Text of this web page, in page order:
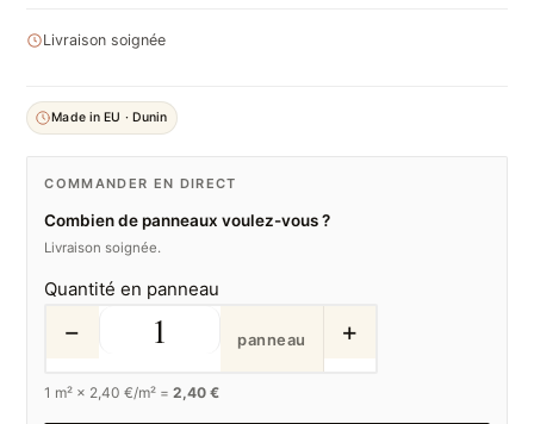
Livraison soignée
Made in EU · Dunin
COMMANDER EN DIRECT
Combien de panneaux voulez-vous ?
Livraison soignée.
Quantité en panneau
− panneau +
1 m² × 2,40 €/m² =2,40 €